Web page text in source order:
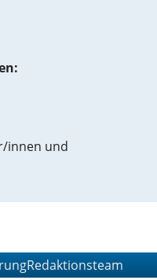
innen und
Redaktionsteam